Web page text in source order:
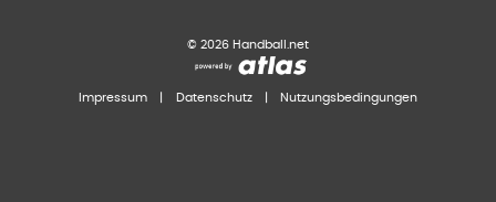
© 2026 Handball.net
Impressum Datenschutz Nutzungsbedingungen